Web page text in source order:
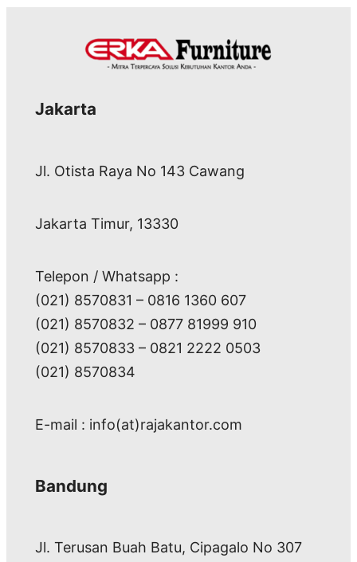
Jakarta
Jl. Otista Raya No 143 Cawang
Jakarta Timur, 13330
Telepon / Whatsapp :
(021) 8570831 – 0816 1360 607
(021) 8570832 – 0877 81999 910
(021) 8570833 – 0821 2222 0503
(021) 8570834
E-mail : info(at)rajakantor.com
Bandung
Jl. Terusan Buah Batu, Cipagalo No 307